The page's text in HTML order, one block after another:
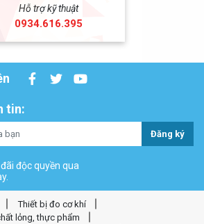
Hỗ trợ kỹ thuật
0934.616.395
tin:
Đăng ký
độc quyền qua
Thiết bị đo cơ khí
lỏng, thực phẩm